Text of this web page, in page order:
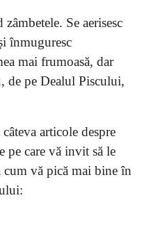
Se aerisesc
înmuguresc
mai frumoasă, dar
de pe Dealul Piscului,
articole despre
pe care vă invit să le
cum vă pică mai bine în